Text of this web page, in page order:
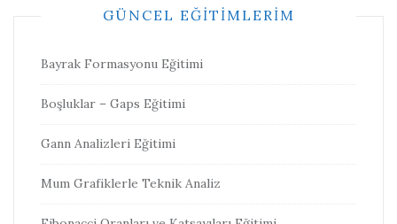
GÜNCEL EĞITIMLERIM
Bayrak Formasyonu Eğitimi
Boşluklar – Gaps Eğitimi
Gann Analizleri Eğitimi
Mum Grafiklerle Teknik Analiz